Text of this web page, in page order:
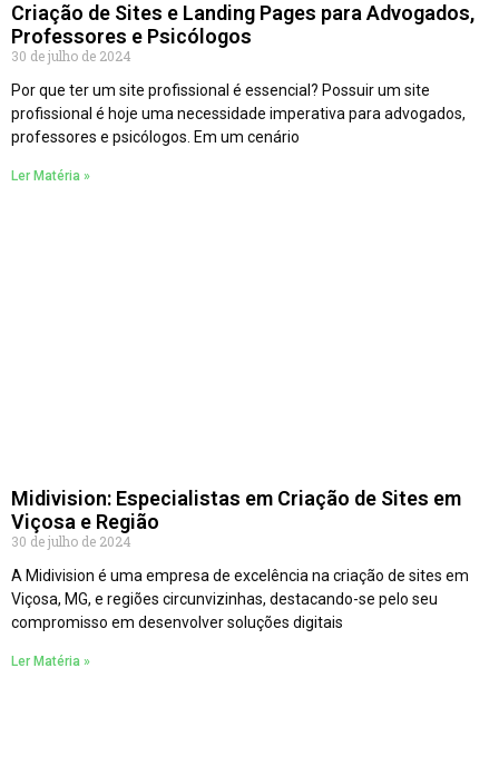
Criação de Sites e Landing Pages para Advogados,
Professores e Psicólogos
30 de julho de 2024
Por que ter um site profissional é essencial? Possuir um site
profissional é hoje uma necessidade imperativa para advogados,
professores e psicólogos. Em um cenário
Ler Matéria »
Midivision: Especialistas em Criação de Sites em
Viçosa e Região
30 de julho de 2024
A Midivision é uma empresa de excelência na criação de sites em
Viçosa, MG, e regiões circunvizinhas, destacando-se pelo seu
compromisso em desenvolver soluções digitais
Ler Matéria »